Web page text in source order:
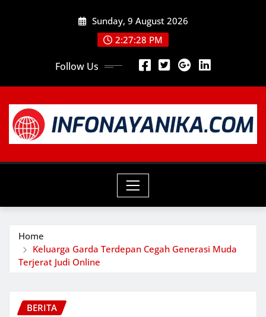
Sunday, 9 August 2026
2:27:29 PM
Follow Us
Home
Keluarga Garda Terdepan Cegah Generasi Muda
Terjerat Judi Online
BERITA